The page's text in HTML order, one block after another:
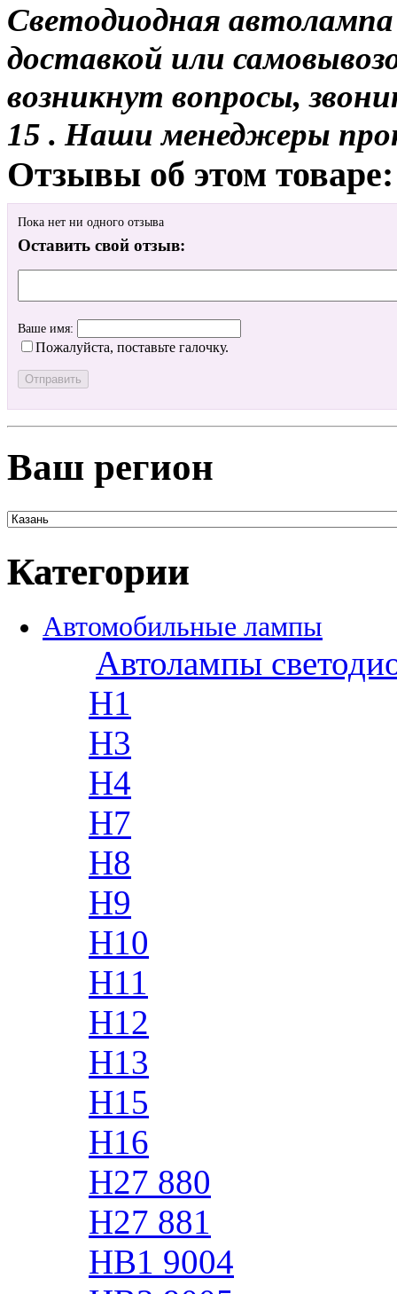
Светодиодная
доставкой или
возникнут вопросы,
15 . Наши менеджеры
Отзывы об этом товаре:
Пока нет ни одного отзыва
Оставить свой отзыв:
Ваше имя:
Пожалуйста, поставьте галочку.
Ваш регион
Категории
Автомобильные лампы
Автолампы
H1
H3
H4
H7
H8
H9
H10
H11
H12
H13
H15
H16
H27 880
H27 881
HB1 9004